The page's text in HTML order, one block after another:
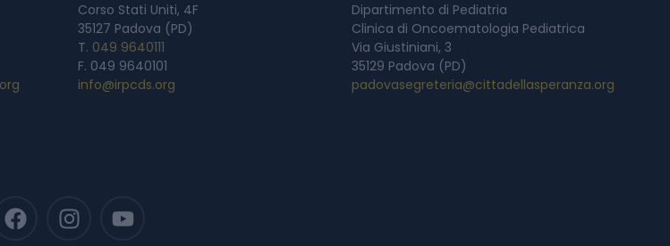
Corso Stati Uniti, 4F
35127 Padova (PD)
T. 049 9640111
F. 049 9640101
info@irpcds.org
Dipartimento di Pediatria
Clinica di Oncoematologia Pediatrica
Via Giustiniani, 3
35129 Padova (PD)
padovasegreteria@cittadellasperanza.org